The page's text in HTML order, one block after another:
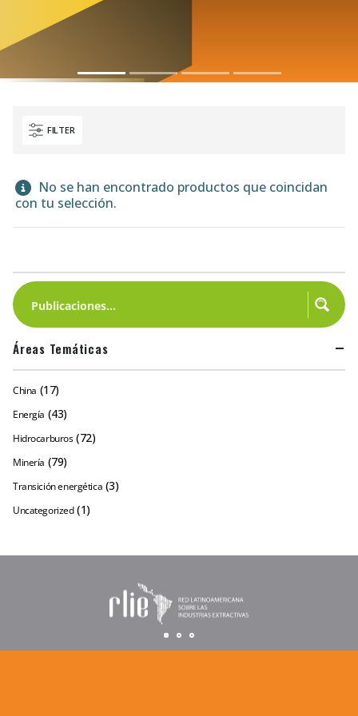
FILTER
No se han encontrado productos que coincidan
con tu selección.
Áreas Temáticas
China (17)
Energía (43)
Hidrocarburos (72)
Minería (79)
Transición energética (3)
Uncategorized (1)